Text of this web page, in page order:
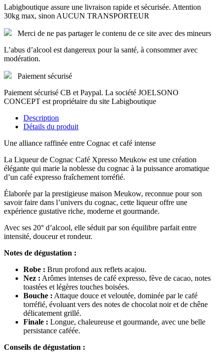
Labigboutique assure une livraison rapide et sécurisée. Attention
30kg max, sinon AUCUN TRANSPORTEUR
Merci de ne pas partager le contenu de ce site avec des mineurs
L’abus d’alcool est dangereux pour la santé, à consommer avec
modération.
Paiement sécurisé
Paiement sécurisé CB et Paypal. La société JOELSONO
CONCEPT est propriétaire du site Labigboutique
Description
Détails du produit
Une alliance raffinée entre Cognac et café intense
La Liqueur de Cognac Café Xpresso Meukow est une création
élégante qui marie la noblesse du cognac à la puissance aromatique
d’un café expresso fraîchement torréfié.
Élaborée par la prestigieuse maison Meukow, reconnue pour son
savoir faire dans l’univers du cognac, cette liqueur offre une
expérience gustative riche, moderne et gourmande.
Avec ses 20° d’alcool, elle séduit par son équilibre parfait entre
intensité, douceur et rondeur.
Notes de dégustation :
Robe : Brun profond aux reflets acajou.
Nez : Arômes intenses de café expresso, fève de cacao, notes
toastées et légères touches boisées.
Bouche : Attaque douce et veloutée, dominée par le café
torréfié, évoluant vers des notes de chocolat noir et de chêne
délicatement grillé.
Finale : Longue, chaleureuse et gourmande, avec une belle
persistance caféée.
Conseils de dégustation :